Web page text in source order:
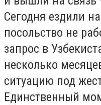
Сегодня ездили
посольство не
запрос в
несколько
ситуацию под
Единственный